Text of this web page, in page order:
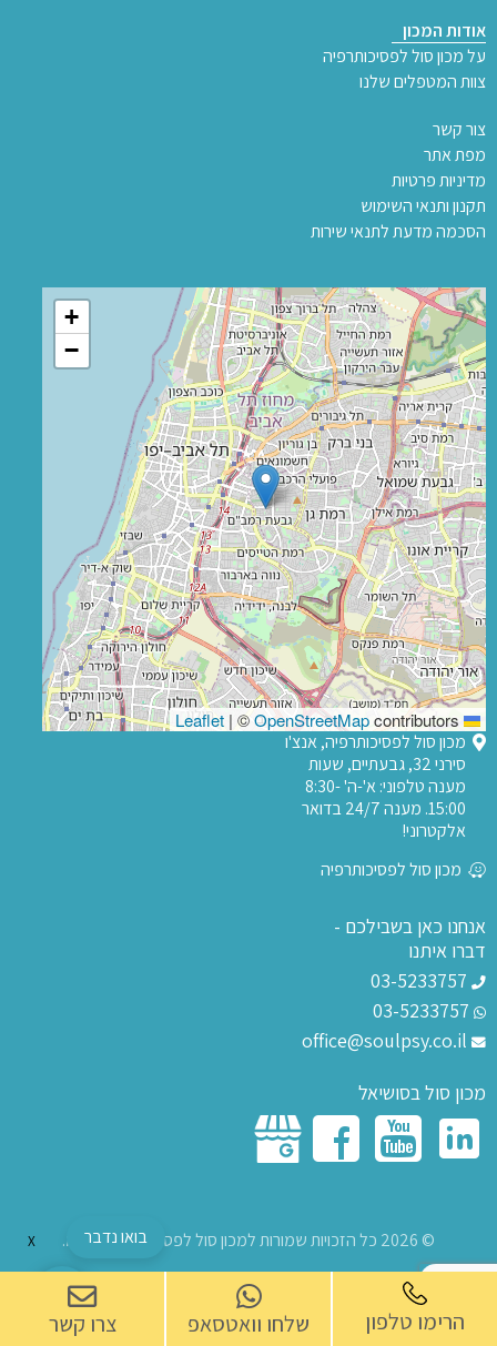
הרימו טלפון שלחו וואטסאפ צרו קשר
אודות המכון
על מכון סול לפסיכותרפיה
צוות המטפלים שלנו
צור קשר
מפת אתר
מדיניות פרטיות
תקנון ותנאי השימוש
הסכמה מדעת לתנאי שירות
+
−
| ©OpenStreetMapcontributors
מכון סול לפסיכותרפיה, אנצ'ו
סירני 32, גבעתיים, שעות
מענה טלפוני: א'-ה' 8:30-
15:00. מענה 24/7 בדואר
אלקטרוני!
מכון סול לפסיכותרפיה
אנחנו כאן בשבילכם -
דברו איתנו
מכון סול בסושיאל
© 2026 כל הזכויות שמורות למכון סול לפסיכותרפיה בע"מ. בואו נדבר X